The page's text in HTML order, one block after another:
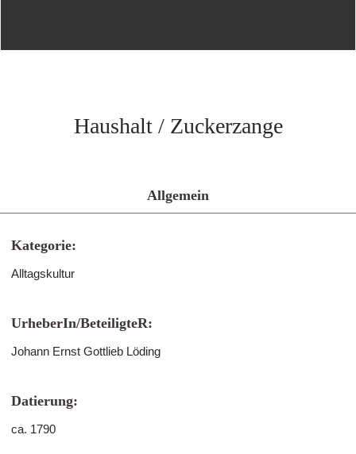
Haushalt / Zuckerzange
Allgemein
Kategorie:
Alltagskultur
UrheberIn/BeteiligteR:
Johann Ernst Gottlieb Löding
Datierung:
ca. 1790